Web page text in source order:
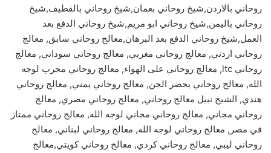
روحاني بالاردن,شيخ روحاني بعمان,شيخ روحاني بالقطيف,شيخ
روحاني باليمن,شيخ روحاني ابو مريم,شيخ روحاني الدفع بعد
العمل,شيخ روحاني الدفع بعد البرهان,معالج روحاني سابق, معالج
روحاني اردني, معالج روحاني مغربي, معالج روحاني سوداني, معالج
روحاني ltc, معالج روحاني على الهواء, معالج روحاني مجرب لوجه
الله, معالج روحاني يحضر الجن, معالج روحاني يمني, معالج روحاني
هندي, الشيخ نبيل معالج روحاني, معالج روحاني مصري, معالج
روحاني مجاني, معالج روحاني مجاني لوجه الله, معالج روحاني ممتاز
في مصر, معالج روحاني لوجه الله, معالج روحاني لبناني, معالج
روحاني ليبي, معالج روحاني كردي, معالج روحاني كويتي,معالج